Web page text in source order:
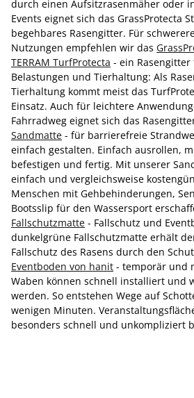
durch einen Aufsitzrasenmäher oder
Events eignet sich das GrassProtecta
begehbares Rasengitter. Für
Nutzungen empfehlen wir das
TERRAM TurfProtecta - ein
Belastungen und Tierhaltung: Als
Tierhaltung kommt meist das
Einsatz. Auch für leichtere
Fahrradweg eignet sich das
Sandmatte - für barrierefreie
einfach gestalten. Einfach ausrollen,
befestigen und fertig. Mit unserer
einfach und vergleichsweise
Menschen mit Gehbehinderungen,
Bootsslip für den Wassersport
Fallschutzmatte - Fallschutz und
dunkelgrüne Fallschutzmatte erhält
Fallschutz des Rasens durch den
Eventboden von hanit - temporär und
Waben können schnell installiert und
werden. So entstehen Wege auf
wenigen Minuten.
besonders schnell und unkompliziert